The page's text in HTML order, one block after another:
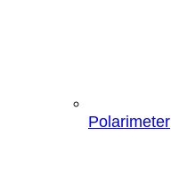
Polarimeter